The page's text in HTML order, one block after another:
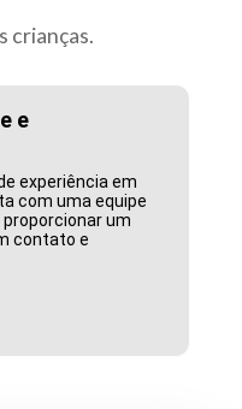
crianças.
e
experiência em
com uma equipe
um
contato e